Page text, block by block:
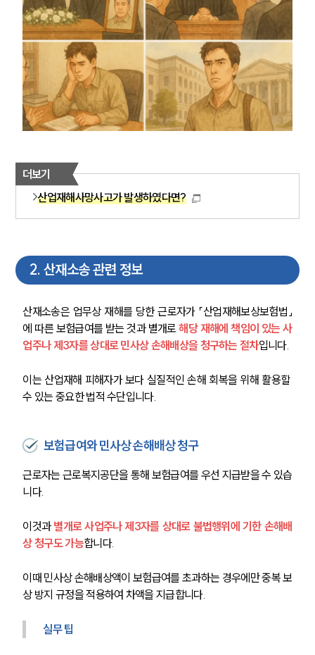
더보기
산업재해사망사고가 발생하였다면?
2. 산재소송 관련 정보
산재소송은 업무상 재해를 당한 근로자가 「산업재해보상보험법」
에 따른 보험급여를 받는 것과 별개로 해당 재해에 책임이 있는 사
업주나 제3자를 상대로 민사상 손해배상을 청구하는 절차입니다.
이는 산업재해 피해자가 보다 실질적인 손해 회복을 위해 활용할
수 있는 중요한 법적 수단입니다.
보험급여와 민사상 손해배상 청구
근로자는 근로복지공단을 통해 보험급여를 우선 지급받을 수 있습
니다.
이것과 별개로 사업주나 제3자를 상대로 불법행위에 기한 손해배
상 청구도 가능합니다.
이때 민사상 손해배상액이 보험급여를 초과하는 경우에만 중복 보
상 방지 규정을 적용하여 차액을 지급합니다.
실무 팁